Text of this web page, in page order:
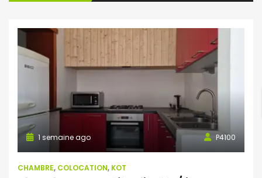
P4100
1 semaine ago
CHAMBRE, COLOCATION, KOT